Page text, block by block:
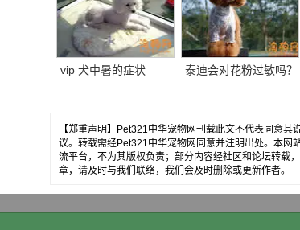
vip 犬中暑的症状 泰迪会对花粉过敏吗？
【郑重声明】Pet321中华宠物网刊载此文不代表同意
议。转载需经Pet321中华宠物网同意并注明出处。本网
流平台，不为其版权负责；部分内容经社区和论坛转载
章，请及时与我们联络，我们会及时删除或更新作者。